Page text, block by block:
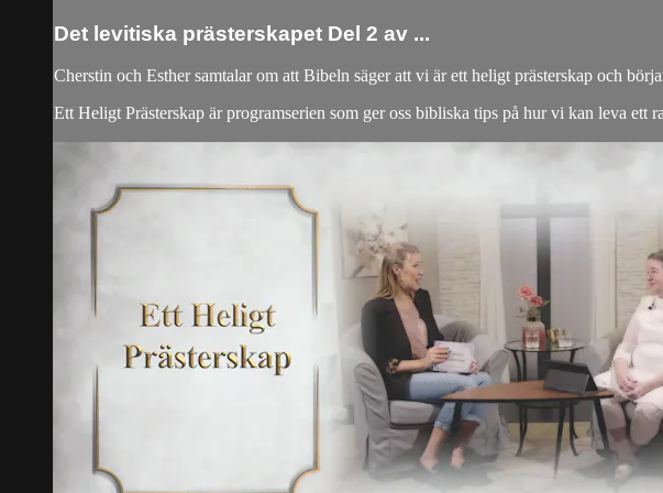
Det levitiska prästerskapet Del 2 av ...
Cherstin och Esther samtalar om att Bibeln säger att vi är ett heligt prästerskap och
Ett Heligt Prästerskap är programserien som ger oss bibliska tips på hur vi kan leva ett